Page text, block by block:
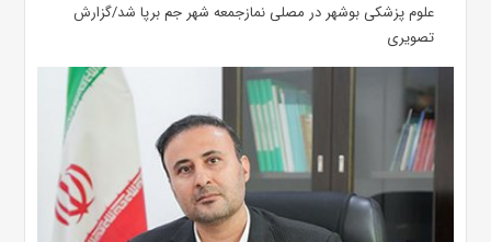
علوم پزشکی بوشهر در مصلی نمازجمعه شهر جم برپا شد/گزارش
تصویری